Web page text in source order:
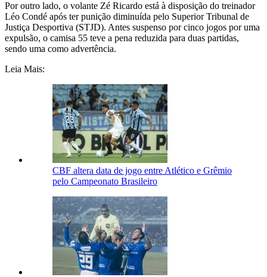
Por outro lado, o volante Zé Ricardo está à disposição do treinador
Léo Condé após ter punição diminuída pelo Superior Tribunal de
Justiça Desportiva (STJD). Antes suspenso por cinco jogos por uma
expulsão, o camisa 55 teve a pena reduzida para duas partidas,
sendo uma como advertência.
Leia Mais:
CBF altera data de jogo entre Atlético e Grêmio
pelo Campeonato Brasileiro